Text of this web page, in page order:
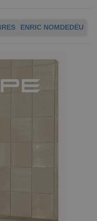
ENRIC NOMDEDÉU